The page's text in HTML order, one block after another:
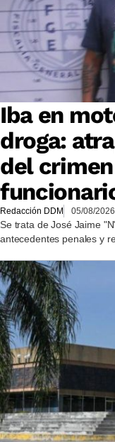
Iba en
droga:
del
Redacción DDM 05/08/2026
Se trata de José Jaime
antecedentes penales y